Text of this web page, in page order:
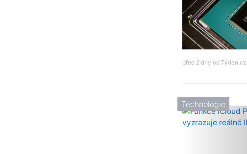
před 2 dny od Týden.cz
Technologie